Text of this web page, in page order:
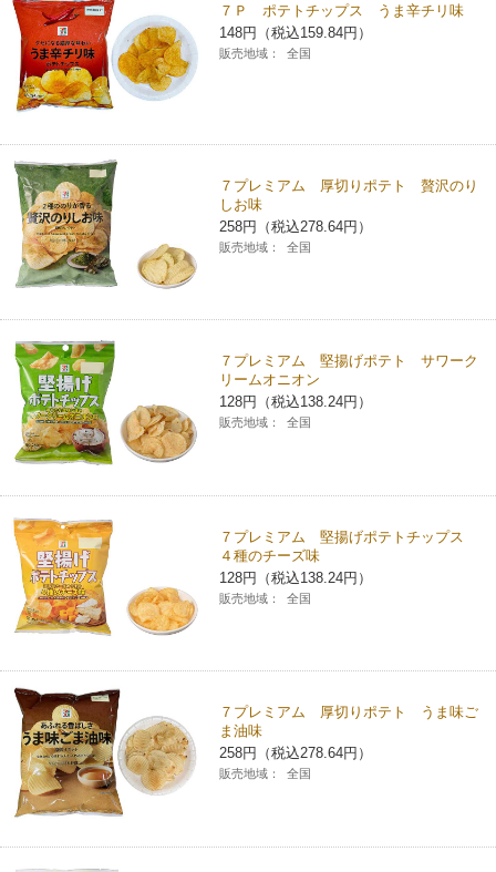
パウダースペース ラブン（店舗限定）
ソフトバンクギフト
７Ｐ ポテトチップス うま辛チリ味
148円（税込159.84円）
販売地域： 全国
７プレミアム 厚切りポテト 贅沢のり
しお味
258円（税込278.64円）
販売地域： 全国
７プレミアム 堅揚げポテト サワーク
リームオニオン
128円（税込138.24円）
販売地域： 全国
７プレミアム 堅揚げポテトチップス
４種のチーズ味
128円（税込138.24円）
販売地域： 全国
７プレミアム 厚切りポテト うま味ご
ま油味
258円（税込278.64円）
販売地域： 全国